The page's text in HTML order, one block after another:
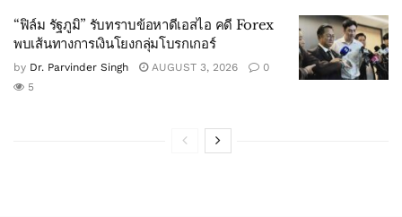
“ฟิล์ม รัฐภูมิ” รับทราบข้อหาดีเอสไอ คดี Forex
พบเส้นทางการเงินโยงกลุ่มโบรกเกอร์
by Dr. Parvinder Singh AUGUST 3, 2026
0
5